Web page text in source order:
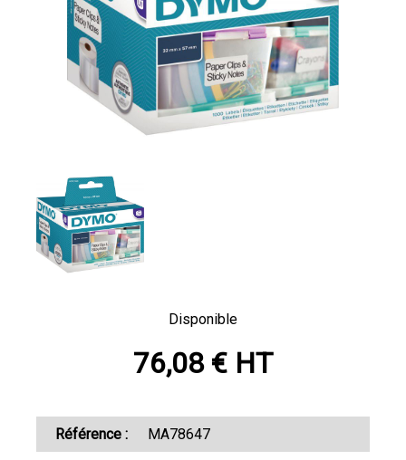
Disponible
76,08 € HT
Référence : MA78647